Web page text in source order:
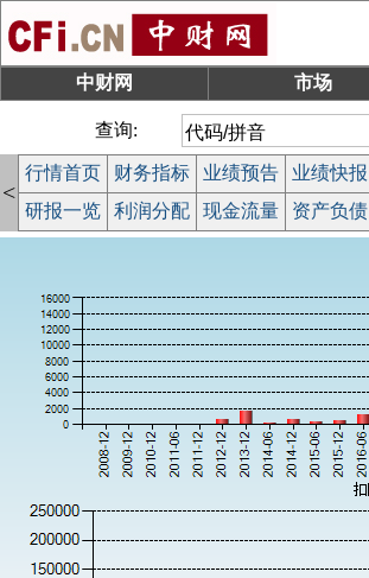
中财网 市场
查询:
<
行情首页 财务指标 业绩预告 业绩快报
研报一览
利润分配 现金流量 资产负债